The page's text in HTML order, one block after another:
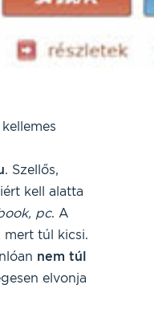
. Szellős,
kell alatta
pc. A
mert túl kicsi.
nem túl
elvonja